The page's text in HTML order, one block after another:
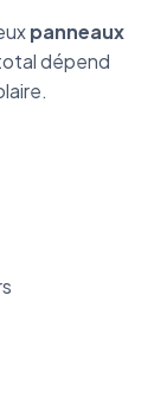
panneaux
dépend